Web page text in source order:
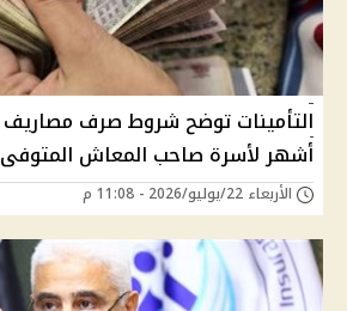
أشهر لأسرة صاحب المعاش المتوفى
الأربعاء 22/يوليو/2026 - 11:08 م